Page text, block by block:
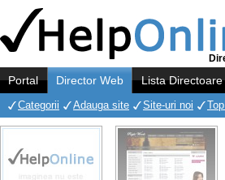
Portal Director Web Lista Directoare
Categorii Adauga site Site-uri noi